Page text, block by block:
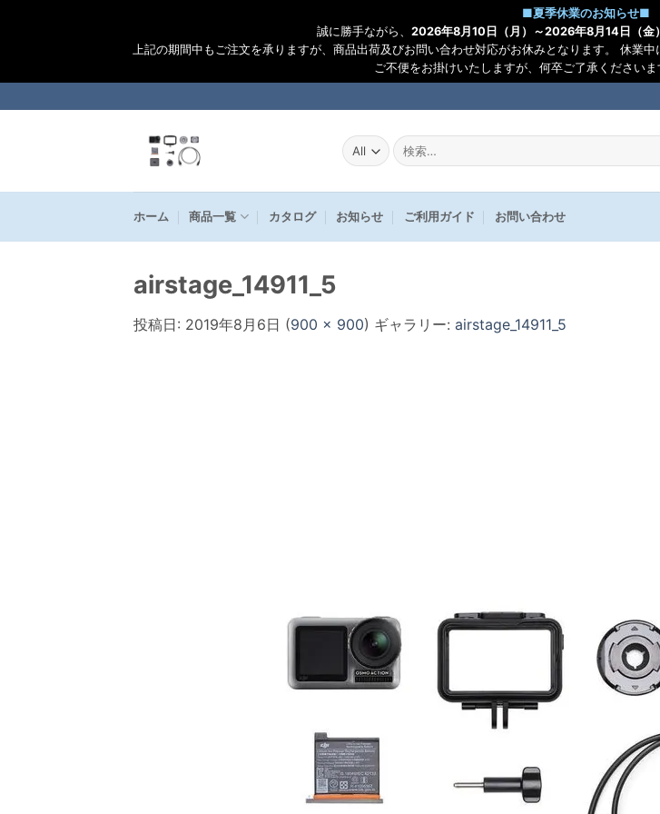
■夏季休業のお知らせ■
誠に勝手ながら、 2026年8月10日（月）～2026年8月14日（金）
上記の期間中もご注文を承りますが、商品出荷及びお問い合わせ対応がお休みとなります。 休業
ご不便をお掛けいたしますが、何卒ご了承くださいま
to
検
索
果:
ホーム 商品一覧 カタログ お知らせ ご利用ガイド お問い合わせ
airstage_14911_5
投稿日: 2019年8月6日 (900 × 900) ギャラリー: airstage_14911_5